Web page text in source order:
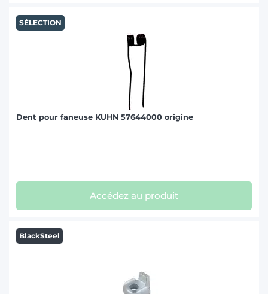
SÉLECTION
Dent pour faneuse KUHN 57644000 origine
Accédez au produit
BlackSteel